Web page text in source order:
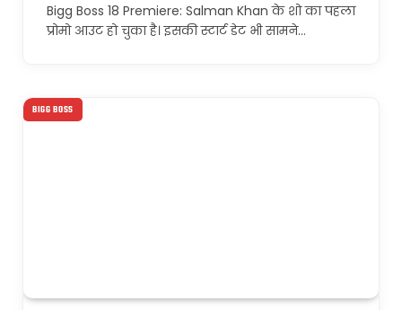
Bigg Boss 18 Premiere: Salman Khan के शो का पहला
प्रोमो आउट हो चुका है। इसकी स्टार्ट डेट भी सामने…
BIGG BOSS